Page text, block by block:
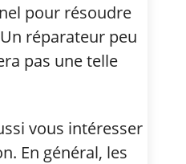
pour résoudre
réparateur peu
pas une telle
vous intéresser
En général, les